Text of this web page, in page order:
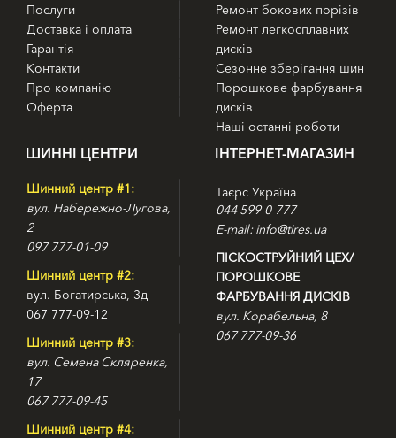
Послуги
Доставка і оплата
Гарантія
Контакти
Про компанію
Оферта
Ремонт бокових порізів
Ремонт легкосплавних
дисків
Сезонне зберігання шин
Порошкове фарбування
дисків
Наші останні роботи
ШИННІ ЦЕНТРИ
Шинний центр #1:
вул. Набережно-Лугова,
2
097 777-01-09
Шинний центр #2:
вул. Богатирська, 3д
067 777-09-12
Шинний центр #3:
вул. Семена Скляренка,
17
067 777-09-45
Шинний центр #4:
ІНТЕРНЕТ-МАГАЗИН
Таєрс Україна
044 599-0-777
E-mail: info@tires.ua
ПІСКОСТРУЙНИЙ ЦЕХ/
ПОРОШКОВЕ
ФАРБУВАННЯ ДИСКІВ
вул. Корабельна, 8
067 777-09-36